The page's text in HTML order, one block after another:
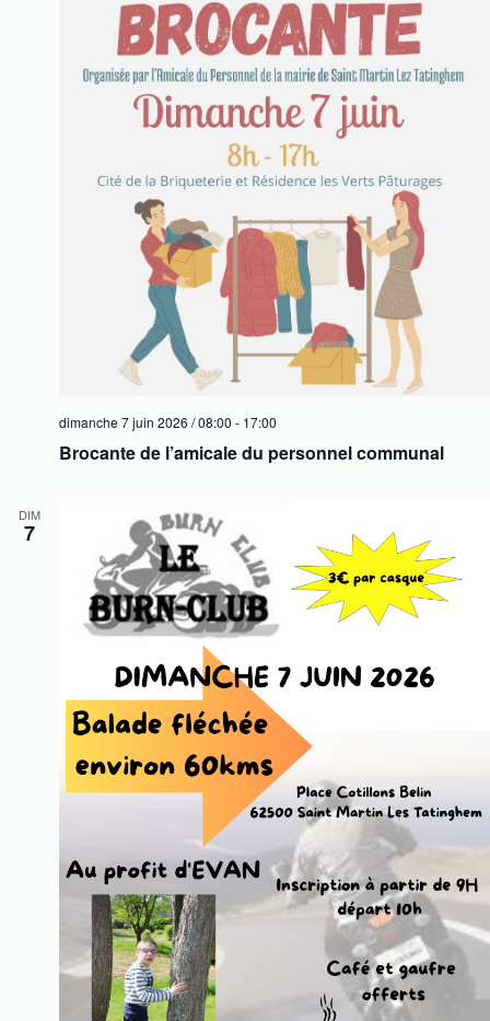
Brocante de l’amicale du personnel communal
dimanche 7 juin 2026 / 08:00 - 17:00
DIM
7